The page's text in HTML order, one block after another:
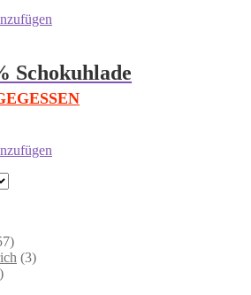
Schokuhlade
57
products
33